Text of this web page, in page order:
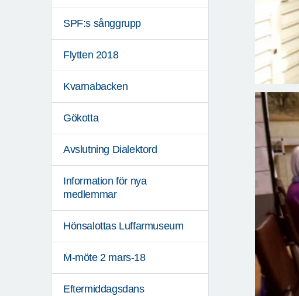
SPF:s sånggrupp
Flytten 2018
Kvarnabacken
Gökotta
Avslutning Dialektord
Information för nya
medlemmar
Hönsalottas Luffarmuseum
M-möte 2 mars-18
Eftermiddagsdans